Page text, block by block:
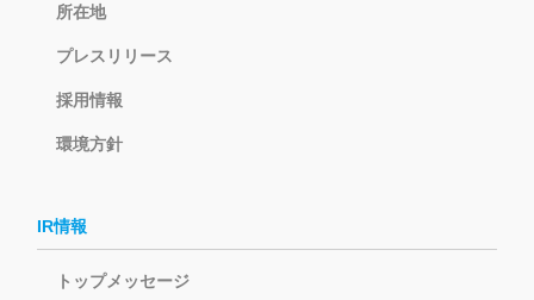
所在地
プレスリリース
採用情報
環境方針
IR情報
トップメッセージ